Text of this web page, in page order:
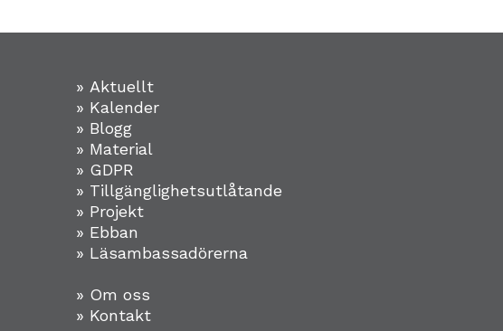
» Aktuellt
» Kalender
» Blogg
» Material
» GDPR
» Tillgänglighetsutlåtande
» Projekt
» Ebban
» Läsambassadörerna
» Om oss
» Kontakt